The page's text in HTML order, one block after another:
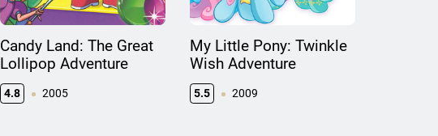
Candy Land: The Great
Lollipop Adventure
4.8 2005
My Little Pony: Twinkle
Wish Adventure
5.5 2009